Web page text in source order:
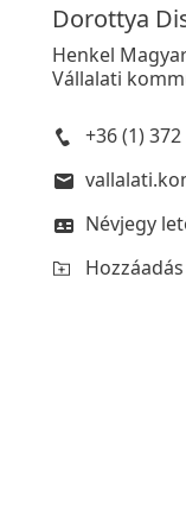
Dorottya
Henkel
Vállalati
+36 (1)
Névjegy